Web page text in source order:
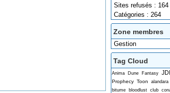
Sites refusés : 164
Catégories : 264
Zone membres
Gestion
Tag Cloud
Anima Dune Fantasy
Prophecy Toon alandara
bitume
bloodlust club